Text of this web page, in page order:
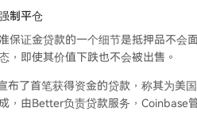
制平仓
保证金贷款的一个细节是抵押品不会
，即使其价值下跌也不会被出售。
布了首笔获得资金的贷款，称其为美
，由Better负责贷款服务，Coinbase